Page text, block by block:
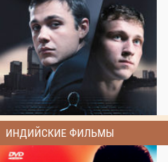
ИНДИЙСКИЕ ФИЛЬМЫ